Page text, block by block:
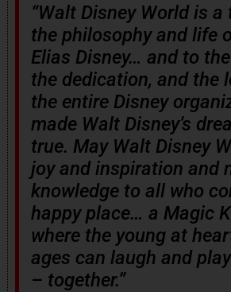
“Walt Disney World is
the philosophy and life
Elias Disney… and to
the dedication, and the
the entire Disney
made Walt Disney’s
true. May Walt Disney
joy and inspiration and
knowledge to all who
happy place… a Magic
where the young at
ages can laugh and
– together.”